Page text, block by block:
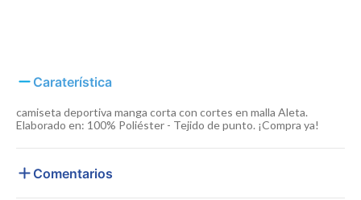
Caraterística
camiseta deportiva manga corta con cortes en malla Aleta.
Elaborado en: 100% Poliéster - Tejido de punto. ¡Compra ya!
Comentarios